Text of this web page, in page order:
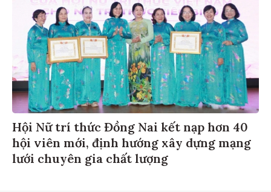
Hội Nữ trí thức Đồng Nai kết nạp hơn 40
hội viên mới, định hướng xây dựng mạng
lưới chuyên gia chất lượng